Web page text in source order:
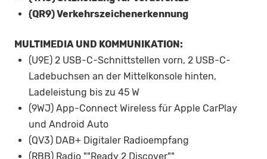
(QR9) Verkehrszeichenerkennung
MULTIMEDIA UND KOMMUNIKATION:
(U9E) 2 USB-C-Schnittstellen vorn, 2 USB-C-
Ladebuchsen an der Mittelkonsole hinten,
Ladeleistung bis zu 45 W
(9WJ) App-Connect Wireless für Apple CarPlay
und Android Auto
(QV3) DAB+ Digitaler Radioempfang
(RBB) Radio ""Ready 2 Discover""